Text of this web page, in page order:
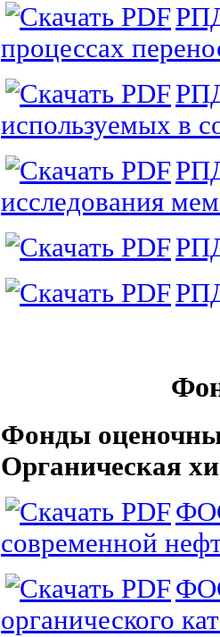
процессах
используемых в
исследования
Фонды
Органическая
современной
органического